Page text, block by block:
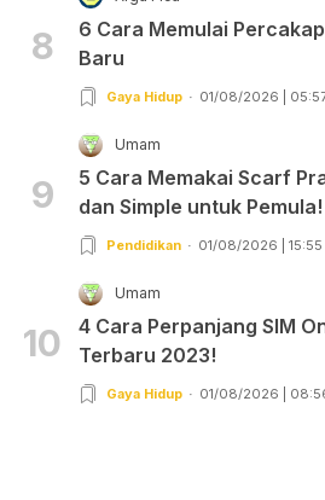
8
6 Cara Memulai
Baru
Gaya Hidup 01/08/2026 |
9
Umam
5 Cara Memakai Scarf
dan Simple untuk Pemula!
Pendidikan 01/08/2026 | 15:55
10
Umam
4 Cara Perpanjang SIM
Terbaru 2023!
Gaya Hidup 01/08/2026 |